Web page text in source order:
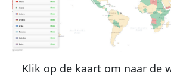
Klik op de kaart om naar de